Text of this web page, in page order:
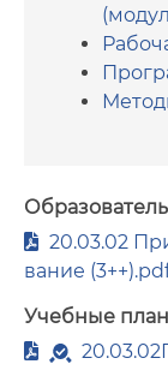
20.03.02
вание
Учебные